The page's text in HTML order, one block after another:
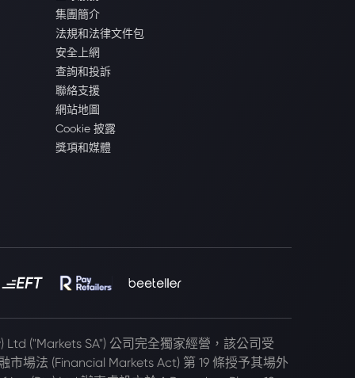
集團簡介
法規和法律文件包
安全上網
查詢和投訴
聯絡支援
網站地圖
Cookie 披露
獎項和媒體
("Markets SA") 公司完全獨家經營，該公司受
市場法 (Financial Markets Act) 第 19 條授予其場外